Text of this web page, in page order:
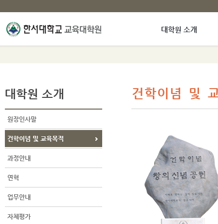
대학원 소개
대학원 소개
원장인사말
건학이념 및 교육목적
과정안내
연혁
업무안내
자체평가
건학이념 및